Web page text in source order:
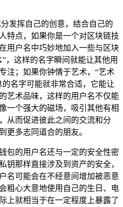
发挥自己的创意，结合自己的
特点，如果你是一个对区块链技
用户名中巧妙地加入一些与区块
，这样的名字瞬间就能让其他用
注；如果你钟情于艺术，“艺术
名字可能就非常合适，它能让
艺术品味，这样的用户名不仅能
一个强大的磁场，吸引其他有相
从而促进彼此之间的交流和分
更多志同道合的朋友。
包的用户名还与一定的安全性密
钥那样直接涉及到资产的安全，
名可能会在不经意间增加被恶意
粗心大意地使用自己的生日、电
上就相当于在一定程度上暴露了